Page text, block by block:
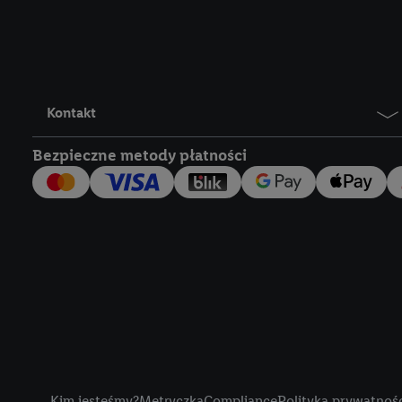
Kontakt
Bezpieczne metody płatności
Lidl Plus, możemy
wymienionych
następnie
użytkownika w
my i jeden z innych
Użytkownik upoważnia
usługach Lidl. Utiq
tak, Utiq udostępni
numeru
wykorzystany do
szczególności
obsługiwanych przez
korzystanie z
lub